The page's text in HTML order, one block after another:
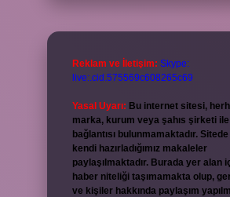
Reklam ve İletişim: Skype:
live:.cid.575569c608265c69
Yasal Uyarı: Bu internet sitesi,
marka, kurum veya şahıs şirketi
bağlantısı bulunmamaktadır.
kendi hazırladığımız makaleler
paylaşılmaktadır. Burada yer alan
haber niteliği taşımamakta olup,
ve kişiler hakkında paylaşım